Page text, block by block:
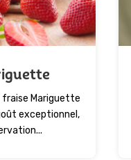
fraise Mariguette
exceptionnel,